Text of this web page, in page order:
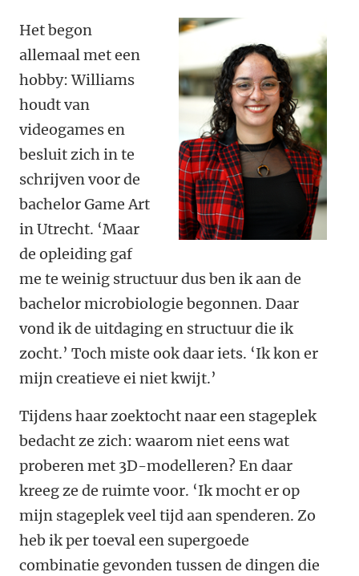
Het begon
allemaal met een
hobby: Williams
houdt van
videogames en
besluit zich in te
schrijven voor de
bachelor Game Art
in Utrecht. ‘Maar
de opleiding gaf
me te weinig structuur dus ben ik aan de
bachelor microbiologie begonnen. Daar
vond ik de uitdaging en structuur die ik
zocht.’ Toch miste ook daar iets. ‘Ik kon er
mijn creatieve ei niet kwijt.’
Tijdens haar zoektocht naar een stageplek
bedacht ze zich: waarom niet eens wat
proberen met 3D-modelleren? En daar
kreeg ze de ruimte voor. ‘Ik mocht er op
mijn stageplek veel tijd aan spenderen. Zo
heb ik per toeval een supergoede
combinatie gevonden tussen de dingen die